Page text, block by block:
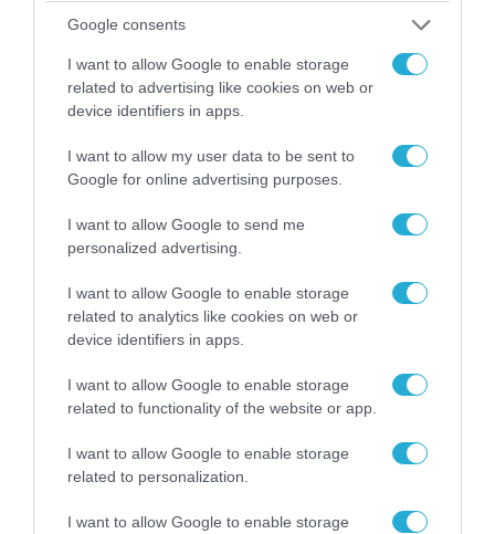
Google consents
I want to allow Google to enable storage
related to advertising like cookies on web or
device identifiers in apps.
I want to allow my user data to be sent to
Google for online advertising purposes.
I want to allow Google to send me
personalized advertising.
I want to allow Google to enable storage
related to analytics like cookies on web or
device identifiers in apps.
I want to allow Google to enable storage
related to functionality of the website or app.
I want to allow Google to enable storage
related to personalization.
I want to allow Google to enable storage